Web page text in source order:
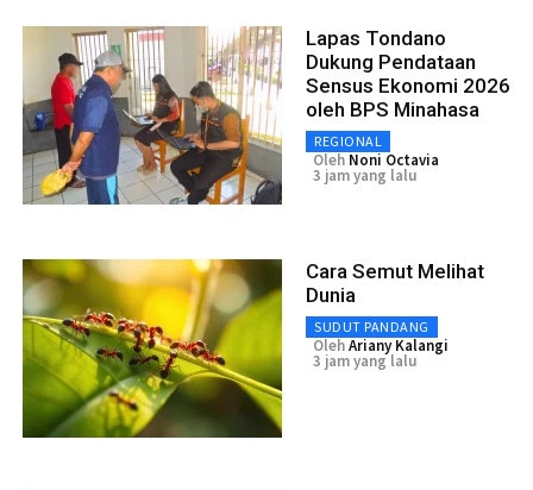
Lapas Tondano
Dukung Pendataan
Sensus Ekonomi 2026
oleh BPS Minahasa
REGIONAL
Oleh Noni Octavia
3 jam yang lalu
Cara Semut Melihat
Dunia
SUDUT PANDANG
OlehAriany Kalangi
3 jam yang lalu